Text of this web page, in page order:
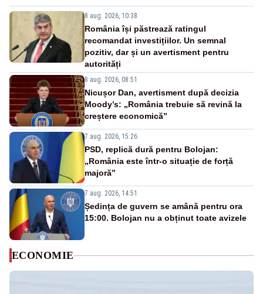
8 aug. 2026, 10:38
România își păstrează ratingul
recomandat investițiilor. Un semnal
pozitiv, dar și un avertisment pentru
autorități
8 aug. 2026, 08:51
Nicușor Dan, avertisment după decizia
Moody’s: „România trebuie să revină la
creștere economică”
7 aug. 2026, 15:26
PSD, replică dură pentru Bolojan:
„România este într-o situație de forță
majoră”
7 aug. 2026, 14:51
Ședința de guvern se amână pentru ora
15:00. Bolojan nu a obținut toate avizele
ECONOMIE